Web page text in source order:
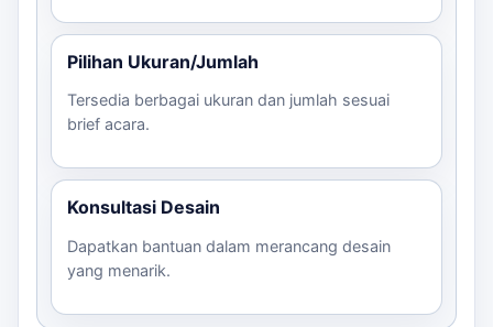
Pilihan Ukuran/Jumlah
Tersedia berbagai ukuran dan jumlah sesuai
brief acara.
Konsultasi Desain
Dapatkan bantuan dalam merancang desain
yang menarik.